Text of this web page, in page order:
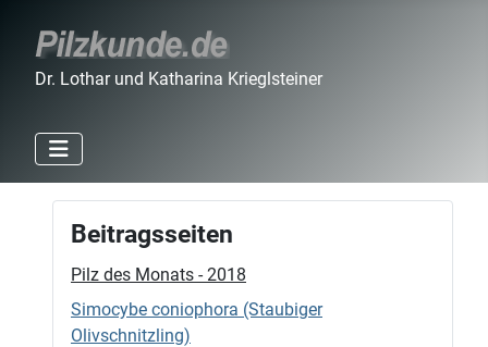
Dr. Lothar und Katharina Krieglsteiner
Beitragsseiten
Pilz des Monats - 2018
Simocybe coniophora (Staubiger
Olivschnitzling)